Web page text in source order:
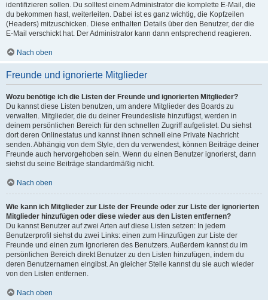
identifizieren sollen. Du solltest einem Administrator die komplette E-Mail, die
du bekommen hast, weiterleiten. Dabei ist es ganz wichtig, die Kopfzeilen
(Headers) mitzuschicken. Diese enthalten Details über den Benutzer, der die
E-Mail verschickt hat. Der Administrator kann dann entsprechend reagieren.
Nach oben
Freunde und ignorierte Mitglieder
Wozu benötige ich die Listen der Freunde und ignorierten Mitglieder?
Du kannst diese Listen benutzen, um andere Mitglieder des Boards zu
verwalten. Mitglieder, die du deiner Freundesliste hinzufügst, werden in
deinem persönlichen Bereich für den schnellen Zugriff aufgelistet. Du siehst
dort deren Onlinestatus und kannst ihnen schnell eine Private Nachricht
senden. Abhängig von dem Style, den du verwendest, können Beiträge deiner
Freunde auch hervorgehoben sein. Wenn du einen Benutzer ignorierst, dann
siehst du seine Beiträge standardmäßig nicht.
Nach oben
Wie kann ich Mitglieder zur Liste der Freunde oder zur Liste der ignorierten
Mitglieder hinzufügen oder diese wieder aus den Listen entfernen?
Du kannst Benutzer auf zwei Arten auf diese Listen setzen: In jedem
Benutzerprofil siehst du zwei Links: einen zum Hinzufügen zur Liste der
Freunde und einen zum Ignorieren des Benutzers. Außerdem kannst du im
persönlichen Bereich direkt Benutzer zu den Listen hinzufügen, indem du
deren Benutzernamen eingibst. An gleicher Stelle kannst du sie auch wieder
von den Listen entfernen.
Nach oben